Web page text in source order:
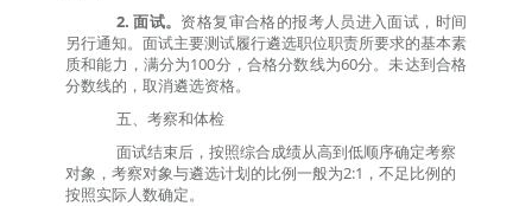
2.面试。 资格复审合格的报考人员进入面试 ，时间
另行通知。 面试主要测试履行遴选职位职责所要求的基本素
质和能力，满分为100分，合格分数线为60分。未达到合格
分数线的，取消遴选资格。
五、考察和体检
面试结束后，按照综合成绩从高到低顺序确定考察
对象，考察对象与遴选计划的比例一般为2:1 ，不足比例的
按照实际人数确定。